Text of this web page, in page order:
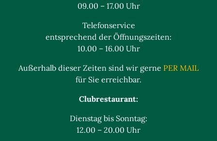
09.00 – 17.00 Uhr
Telefonservice
entsprechend der Öffnungszeiten:
10.00 – 16.00 Uhr
Außerhalb dieser Zeiten sind wir gerne PER MAIL
für Sie erreichbar.
Clubrestaurant:
Dienstag bis Sonntag:
12.00 – 20.00 Uhr